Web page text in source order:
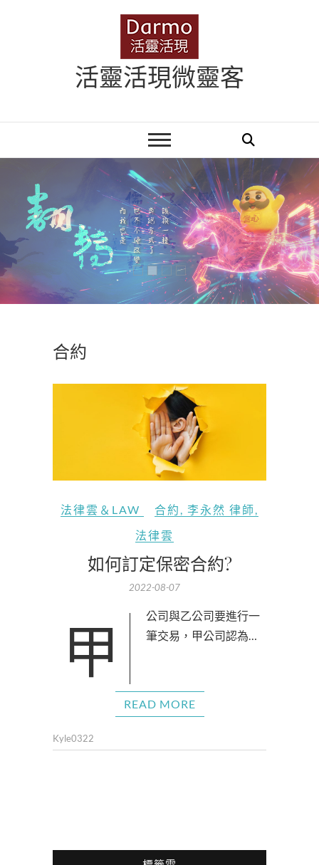
活靈活現微靈客
合約
法律雲＆LAW 合約 李永然 律師
法律雲
如何訂定保密合約?
2022-08-07
甲公司與乙公司要進行一 筆交易，甲公司認為…
READ MORE
Kyle0322